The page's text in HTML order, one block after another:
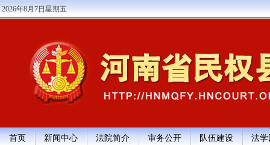
2026年8月7日星期五
首页 新闻中心 法院简介 审务公开 队伍建设 法学